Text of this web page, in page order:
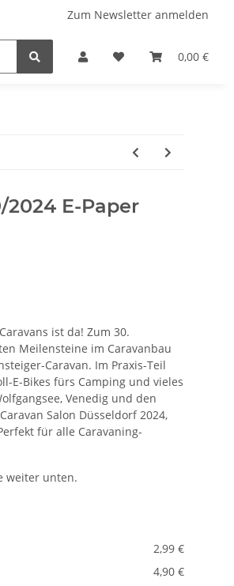
Zum Newsletter anmelden
0,00 €
WINZERATLAS 2026 Lifestyle &
2024 E-Paper
ist da! Zum 30.
Meilensteine im Caravanbau
Caravan. Im Praxis-Teil
E-Bikes fürs Camping und vieles
Venedig und den
Salon Düsseldorf 2024,
für alle Caravaning-
weiter unten.
2,99 €
4,90 €